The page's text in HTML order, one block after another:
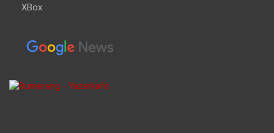
XBox